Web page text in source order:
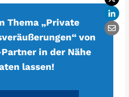
Thema „Private
von
in der Nähe
lassen!